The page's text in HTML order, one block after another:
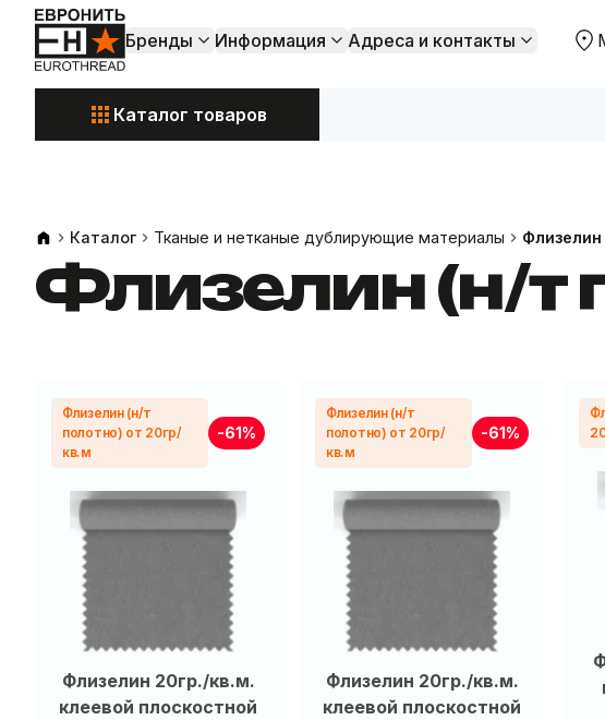
Бренды Информация Адреса и контакты
Каталог товаров
Каталог Тканые и нетканые дублирующие материалы
Флизелин (н/т
Флизелин (н/т
полотно) от 20гр/
кв.м
-61%
Флизелин 20гр./кв.м.
клеевой плоскостной
Флизелин (н/т
полотно) от 20гр/
кв.м
-61%
Флизелин 20гр./кв.м.
клеевой плоскостной